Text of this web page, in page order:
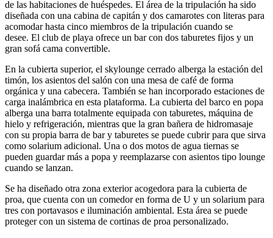
de las habitaciones de huéspedes. El área de la tripulación ha sido
diseñada con una cabina de capitán y dos camarotes con literas para
acomodar hasta cinco miembros de la tripulación cuando se
desee. El club de playa ofrece un bar con dos taburetes fijos y un
gran sofá cama convertible.
En la cubierta superior, el skylounge cerrado alberga la estación del
timón, los asientos del salón con una mesa de café de forma
orgánica y una cabecera. También se han incorporado estaciones de
carga inalámbrica en esta plataforma. La cubierta del barco en popa
alberga una barra totalmente equipada con taburetes, máquina de
hielo y refrigeración, mientras que la gran bañera de hidromasaje
con su propia barra de bar y taburetes se puede cubrir para que sirva
como solarium adicional. Una o dos motos de agua tiernas se
pueden guardar más a popa y reemplazarse con asientos tipo lounge
cuando se lanzan.
Se ha diseñado otra zona exterior acogedora para la cubierta de
proa, que cuenta con un comedor en forma de U y un solarium para
tres con portavasos e iluminación ambiental. Esta área se puede
proteger con un sistema de cortinas de proa personalizado.